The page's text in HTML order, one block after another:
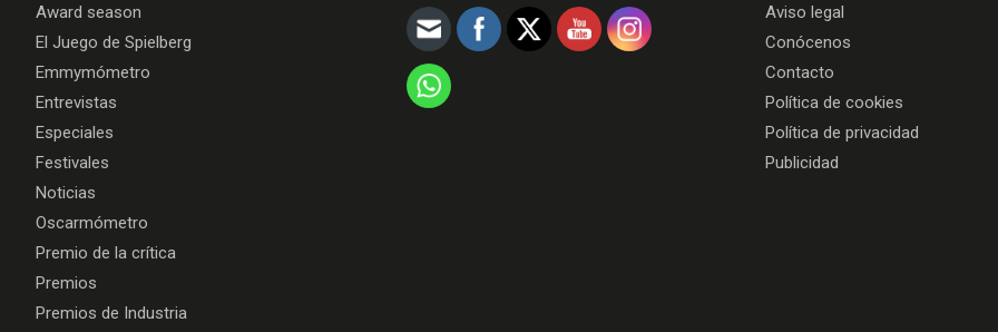
Award season
El Juego de Spielberg
Emmymómetro
Entrevistas
Especiales
Festivales
Noticias
Oscarmómetro
Premio de la crítica
Premios
Premios de Industria
Aviso legal
Conócenos
Contacto
Política de cookies
Política de privacidad
Publicidad